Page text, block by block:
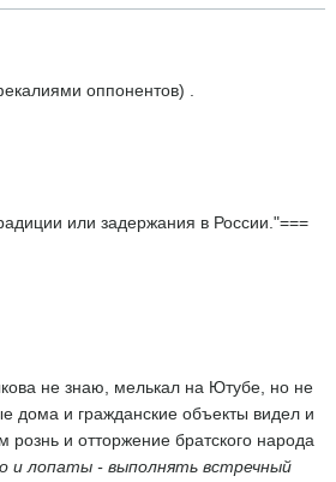
оппонентов) .
или задержания в России."===
не знаю, мелькал на Ютубе, но не
и гражданские объекты видел и
и отторжение братского народа
и лопаты - выполнять встречный